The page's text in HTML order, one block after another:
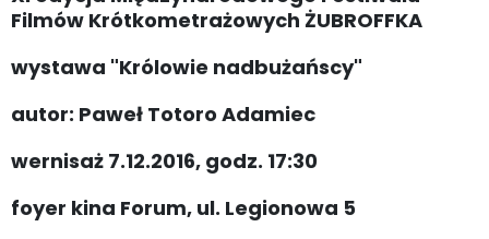
Filmów Krótkometrażowych ŻUBROFFKA
wystawa "Królowie nadbużańscy"
autor: Paweł Totoro Adamiec
wernisaż 7.12.2016, godz. 17:30
foyer kina Forum, ul. Legionowa 5